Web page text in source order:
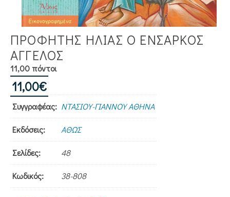
ΠΡΟΦΗΤΗΣ ΗΛΙΑΣ Ο ΕΝΣΑΡΚΟΣ
ΑΓΓΕΛΟΣ
11,00 πόντοι
11,00€
Συγγραφέας: ΝΤΑΣΙΟΥ-ΓΙΑΝΝΟΥ ΑΘΗΝΑ
Εκδόσεις: ΑΘΩΣ
Σελίδες: 48
Κωδικός: 38-808